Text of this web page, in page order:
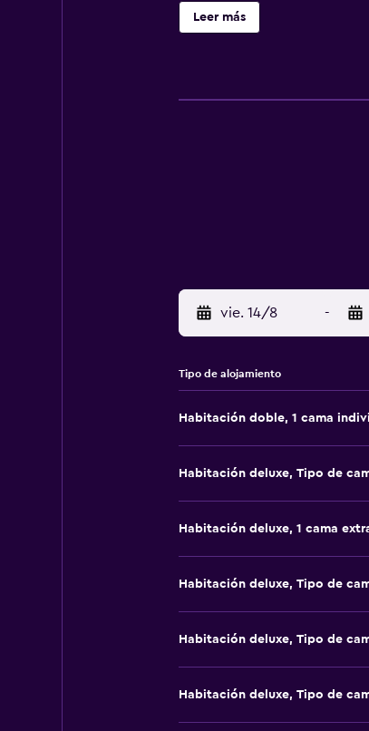
edredón de plumas y ropa
Se ofrece una televisión
Leer más
vie. 14/8 -
Tipo de alojamiento
Habitación doble, 1 cama
Habitación deluxe, Tipo de
Habitación deluxe, 1 cama
Habitación deluxe, Tipo de
Habitación deluxe, Tipo de
Habitación deluxe, Tipo de